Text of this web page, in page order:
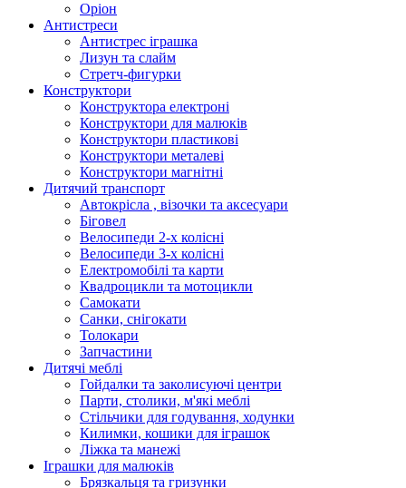
Оріон
Антистреси
Антистрес іграшка
Лизун та слайм
Стретч-фигурки
Конструктори
Конструктора електроні
Конструктори для малюків
Конструктори пластикові
Конструктори металеві
Конструктори магнітні
Дитячий транспорт
Автокрісла , візочки та аксесуари
Біговел
Велосипеди 2-х колісні
Велосипеди 3-х колісні
Електромобілі та карти
Квадроцикли та мотоцикли
Самокати
Санки, снігокати
Толокари
Запчастини
Дитячі меблі
Гойдалки та заколисуючі центри
Парти, столики, м'які меблі
Стільчики для годування, ходунки
Килимки, кошики для іграшок
Ліжка та манежі
Іграшки для малюків
Брязкальця та гризунки